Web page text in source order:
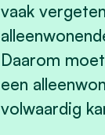
vaak
Daarom
een
volwaardig